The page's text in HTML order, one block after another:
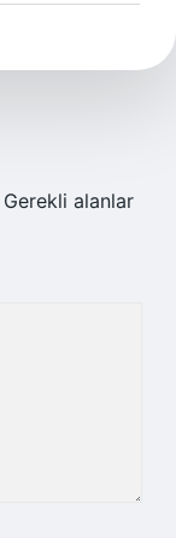
Gerekli alanlar